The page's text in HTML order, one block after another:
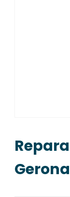
Gerona